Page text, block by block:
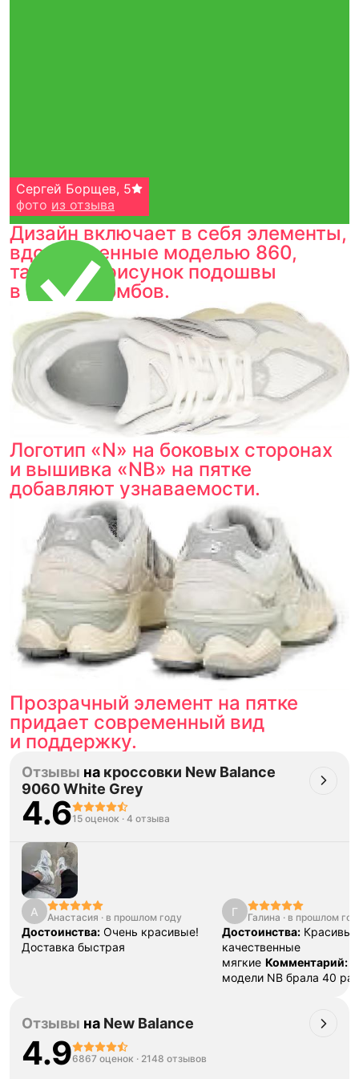
Тройная гарантия
оригинальности
Товар сертифицирован и опломбирован.
Проверяем на оригинальность
по 16 параметрам.
Если придёт подделка — вернём деньги
в трёхкратном размере.
Как мы провеяем товары
Сергей Борщев, 5
фото из отзыва
Дизайн включает в себя элементы,
вдохновленные моделью 860,
такие как рисунок подошвы
в форме ромбов.
Логотип «N» на боковых сторонах
и вышивка «NB» на пятке
добавляют узнаваемости.
Прозрачный элемент на пятке
придает современный вид
и поддержку.
Отзывы на кроссовки New Balance
9060 White Grey
4.615 оценок · 4 отзыва
А Анастасия · в прошлом году
Достоинства: Очень красивые!
Доставка быстрая
Г Галина · в прошлом
Достоинства:
качественные
мягкие Комментарий:
модели NB брала 40
Отзывы на New Balance
4.96867 оценок · 2148 отзывов